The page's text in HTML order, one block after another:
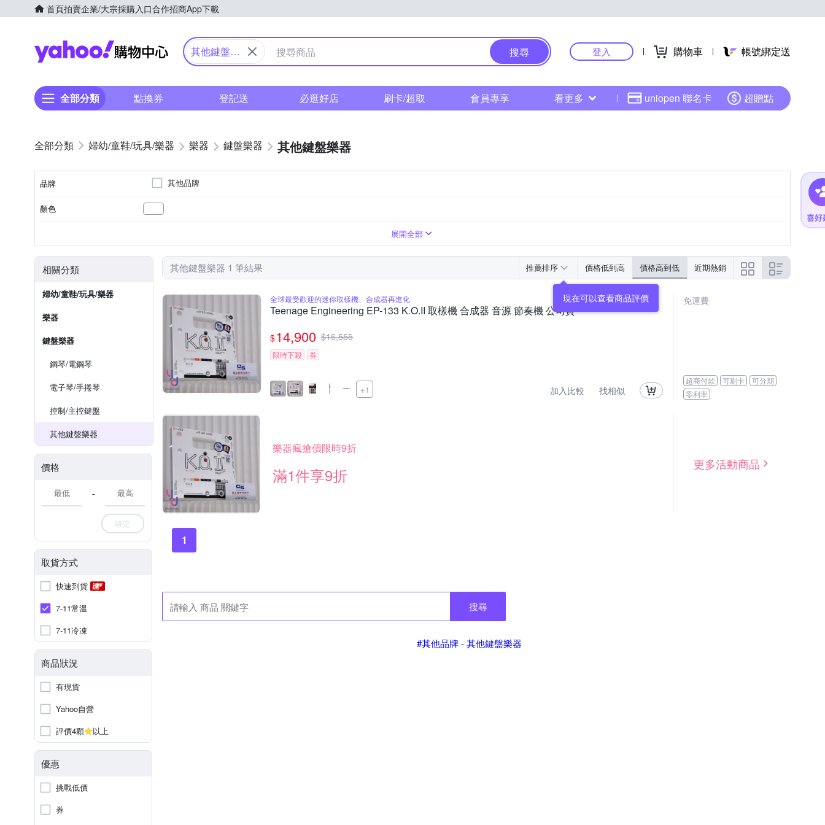
首頁拍賣企業/大宗採購入口合作招商App下載
Yahoo購物中心
其他鍵盤樂
搜尋 登入 購物車 帳號綁定送
全部分類 點換券 登記送 必逛好店 刷卡/超取 會員專享 看更多 uniopen 聯名卡 超贈點
婦幼/童鞋/玩具/樂器 樂器 鍵盤樂器 其他鍵盤樂器
品牌 其他品牌
顏色
展開全部
相關分類
婦幼/童鞋/玩具/樂器
樂器
鍵盤樂器
鋼琴/電鋼琴
電子琴/手捲琴
控制/主控鍵盤
其他鍵盤樂器
價格
-
確定
取貨方式
快速到貨
7-11常溫
7-11冷凍
商品狀況
有現貨
Yahoo自營
評價4顆
以上
優惠
挑戰低價
券
其他鍵盤樂器 1 筆結果 推薦排序 價格低到高 價格高到低 近期熱銷
現在可以查看商品評價
全球最受歡迎的迷你取樣機、合成器再進化
Teenage Engineering EP-133 K.O.II 取樣機 合成器 音源 節奏機 公司貨
$14,900 $16,555
限時下殺 券
+1 加入比較 找相似
免運費
超商付款 可刷卡
可分期
零利率
樂器瘋搶價限時9折
滿1件享9折
更多活動商品
1
搜尋
#其他品牌 - 其他鍵盤樂器